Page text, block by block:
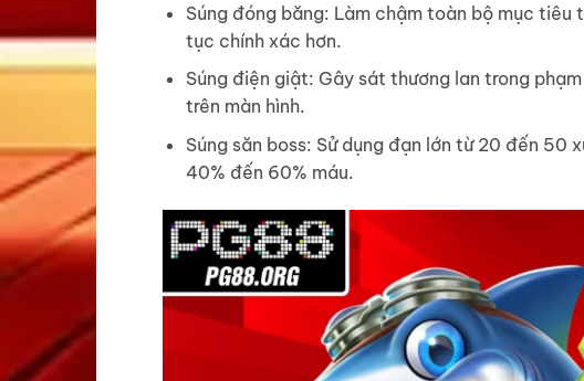
Súng đóng băng: Làm chậm toàn bộ mục
tục chính xác hơn.
Súng điện giật: Gây sát thương lan trong
trên màn hình.
Súng săn boss: Sử dụng đạn lớn từ 20 đến 50
40% đến 60% máu.